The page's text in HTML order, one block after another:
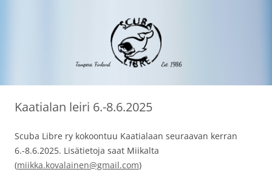
Kaatialan leiri 6.-8.6.2025
Scuba Libre ry kokoontuu Kaatialaan seuraavan kerran
6.-8.6.2025. Lisätietoja saat Miikalta
(miikka.kovalainen@gmail.com)